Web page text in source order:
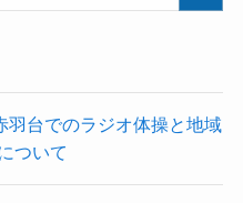
羽台でのラジオ体操と地域
ついて